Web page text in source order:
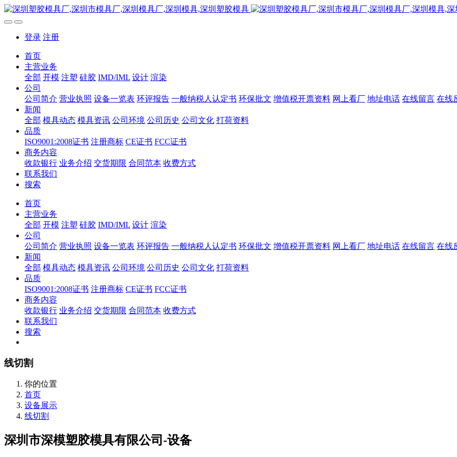
登录 注册
首页
主营业务
全部 开模 注塑 硅胶 IMD/IML 设计 渲染
公司
公司简介 营业执照 设备一览表 环评报告 一般纳税人认定书 环保批文 增值税开票资料 网上看厂 地址电话 在线留言 在线
新闻
全部 模具动态 模具资讯 公司环境 公司历史 公司文化 打荷资料
品质
ISO9001:2008证书 注册商标 CE证书 FCC证书
商务内容
收款银行 业务介绍 交货期限 合同范本 收费方式
联系我们
搜索
首页
主营业务
全部 开模 注塑 硅胶 IMD/IML 设计 渲染
公司
公司简介 营业执照 设备一览表 环评报告 一般纳税人认定书 环保批文 增值税开票资料 网上看厂 地址电话 在线留言 在线
新闻
全部 模具动态 模具资讯 公司环境 公司历史 公司文化 打荷资料
品质
ISO9001:2008证书 注册商标 CE证书 FCC证书
商务内容
收款银行 业务介绍 交货期限 合同范本 收费方式
联系我们
搜索
线切割
你的位置
首页
设备展示
线切割
深圳市深模塑胶模具有限公司-设备